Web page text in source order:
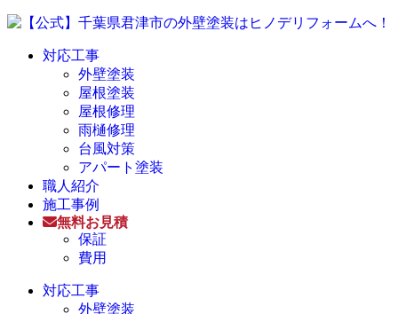
対応工事
外壁塗装
屋根塗装
屋根修理
雨樋修理
台風対策
アパート塗装
職人紹介
施工事例
無料お見積
保証
費用
対応工事
外壁塗装